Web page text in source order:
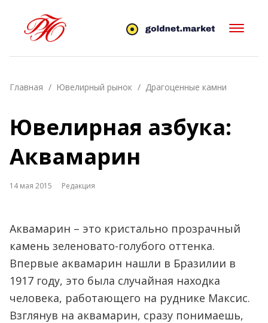
Главная Ювелирный рынок Драгоценные камни
Ювелирная азбука:
Аквамарин
14 мая 2015 Редакция
Аквамарин – это кристально прозрачный
камень зеленовато-голубого оттенка.
Впервые аквамарин нашли в Бразилии в
1917 году, это была случайная находка
человека, работающего на руднике Максис.
Взглянув на аквамарин, сразу понимаешь,